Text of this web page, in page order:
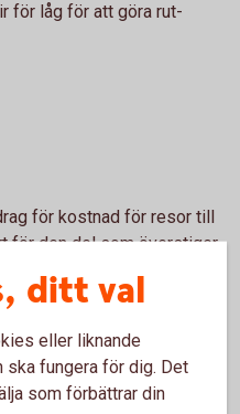
för låg för att göra rut-
för kostnad för resor till
för den del som överstiger
mellan din bostad
kilometer och att
bil i tjänsten får du även
av ditt arbete flyttat till
kan du göra avdrag för
ditt val
eller liknande
fungera för dig. Det
som förbättrar din